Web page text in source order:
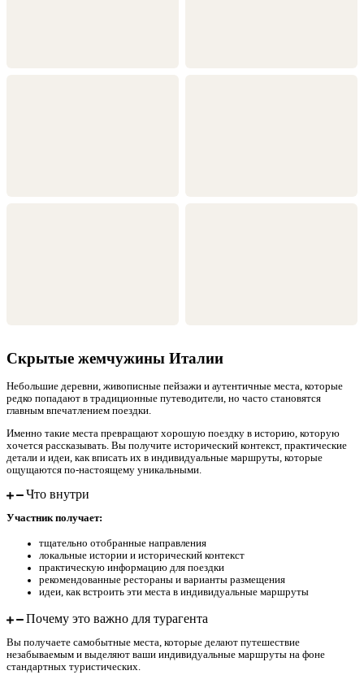
Скрытые жемчужины Италии
Небольшие деревни, живописные пейзажи и аутентичные места, которые
редко попадают в традиционные путеводители, но часто становятся
главным впечатлением поездки.
Именно такие места превращают хорошую поездку в историю, которую
хочется рассказывать. Вы получите исторический контекст, практические
детали и идеи, как вписать их в индивидуальные маршруты, которые
ощущаются по-настоящему уникальными.
Что внутри
Участник получает:
тщательно отобранные направления
локальные истории и исторический контекст
практическую информацию для поездки
рекомендованные рестораны и варианты размещения
идеи, как встроить эти места в индивидуальные маршруты
Почему это важно для турагента
Вы получаете самобытные места, которые делают путешествие
незабываемым и выделяют ваши индивидуальные маршруты на фоне
стандартных туристических.